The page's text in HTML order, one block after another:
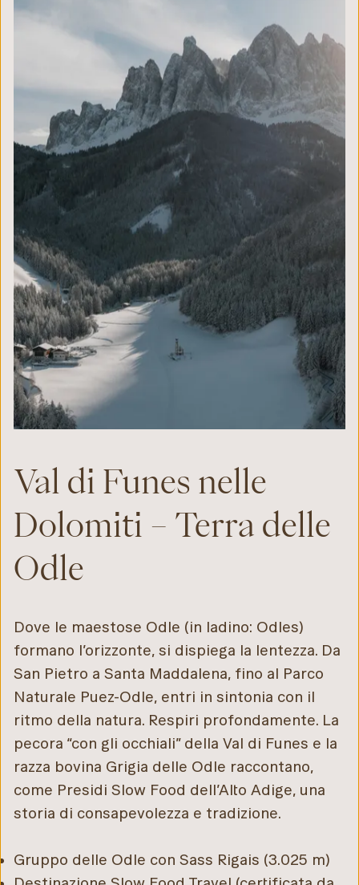
Val di Funes nelle
Dolomiti – Terra delle
Odle
Dove le maestose Odle (in ladino: Odles)
formano l’orizzonte, si dispiega la lentezza. Da
San Pietro a Santa Maddalena, fino al Parco
Naturale Puez-Odle, entri in sintonia con il
ritmo della natura. Respiri profondamente. La
pecora “con gli occhiali” della Val di Funes e la
razza bovina Grigia delle Odle raccontano,
come Presidi Slow Food dell’Alto Adige, una
storia di consapevolezza e tradizione.
Gruppo delle Odle con Sass Rigais (3.025 m)